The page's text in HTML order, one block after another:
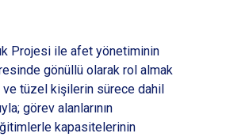
Projesi ile afet yönetiminin
gönüllü olarak rol almak
tüzel kişilerin sürece dahil
görev alanlarının
kapasitelerinin